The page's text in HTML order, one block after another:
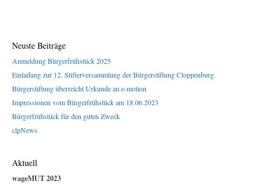
Neuste Beiträge
Anmeldung Bürgerfrühstück 2025
Einladung zur 12. Stifterversammlung der Bürgerstiftung Cloppenburg
Bürgerstiftung überreicht Urkunde an e-motion
Impressionen vom Bürgerfrühstück am 18.06.2023
Bürgerfrühstück für den guten Zweck
clpNews
Aktuell
wageMUT 2023